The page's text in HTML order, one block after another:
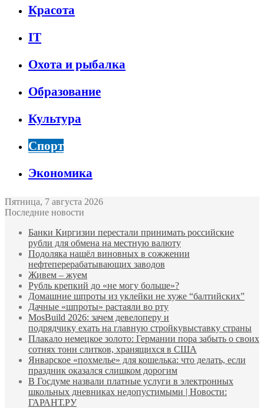
Красота
IT
Охота и рыбалка
Образование
Культура
Спорт
Экономика
Пятница, 7 августа 2026
Последние новости
Банки Киргизии перестали принимать российские
рубли для обмена на местную валюту
Подоляка нашёл виновных в сожжении
нефтеперерабатывающих заводов
Живем – жуем
Рубль крепкий до «не могу больше»?
Домашние шпроты из уклейки не хуже “балтийских”
Дачные «шпроты» растаяли во рту
MosBuild 2026: зачем девелоперу и
подрядчиĸу ехать на главную стройĸувыставĸу страны
Плакало немецкое золото: Германии пора забыть о своих
сотнях тонн слитков, хранящихся в США
Январское «похмелье» для кошелька: что делать, если
праздник оказался слишком дорогим
В Госдуме назвали платные услуги в электронных
школьных дневниках недопустимыми | Новости:
ГАРАНТ.РУ